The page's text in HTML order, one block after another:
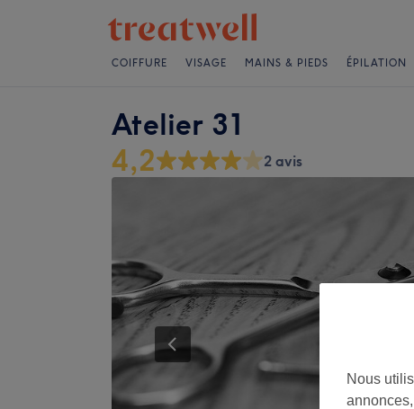
COIFFURE VISAGE MAINS & PIEDS ÉPILATION
Atelier 31
4,2 2 avis
Nous